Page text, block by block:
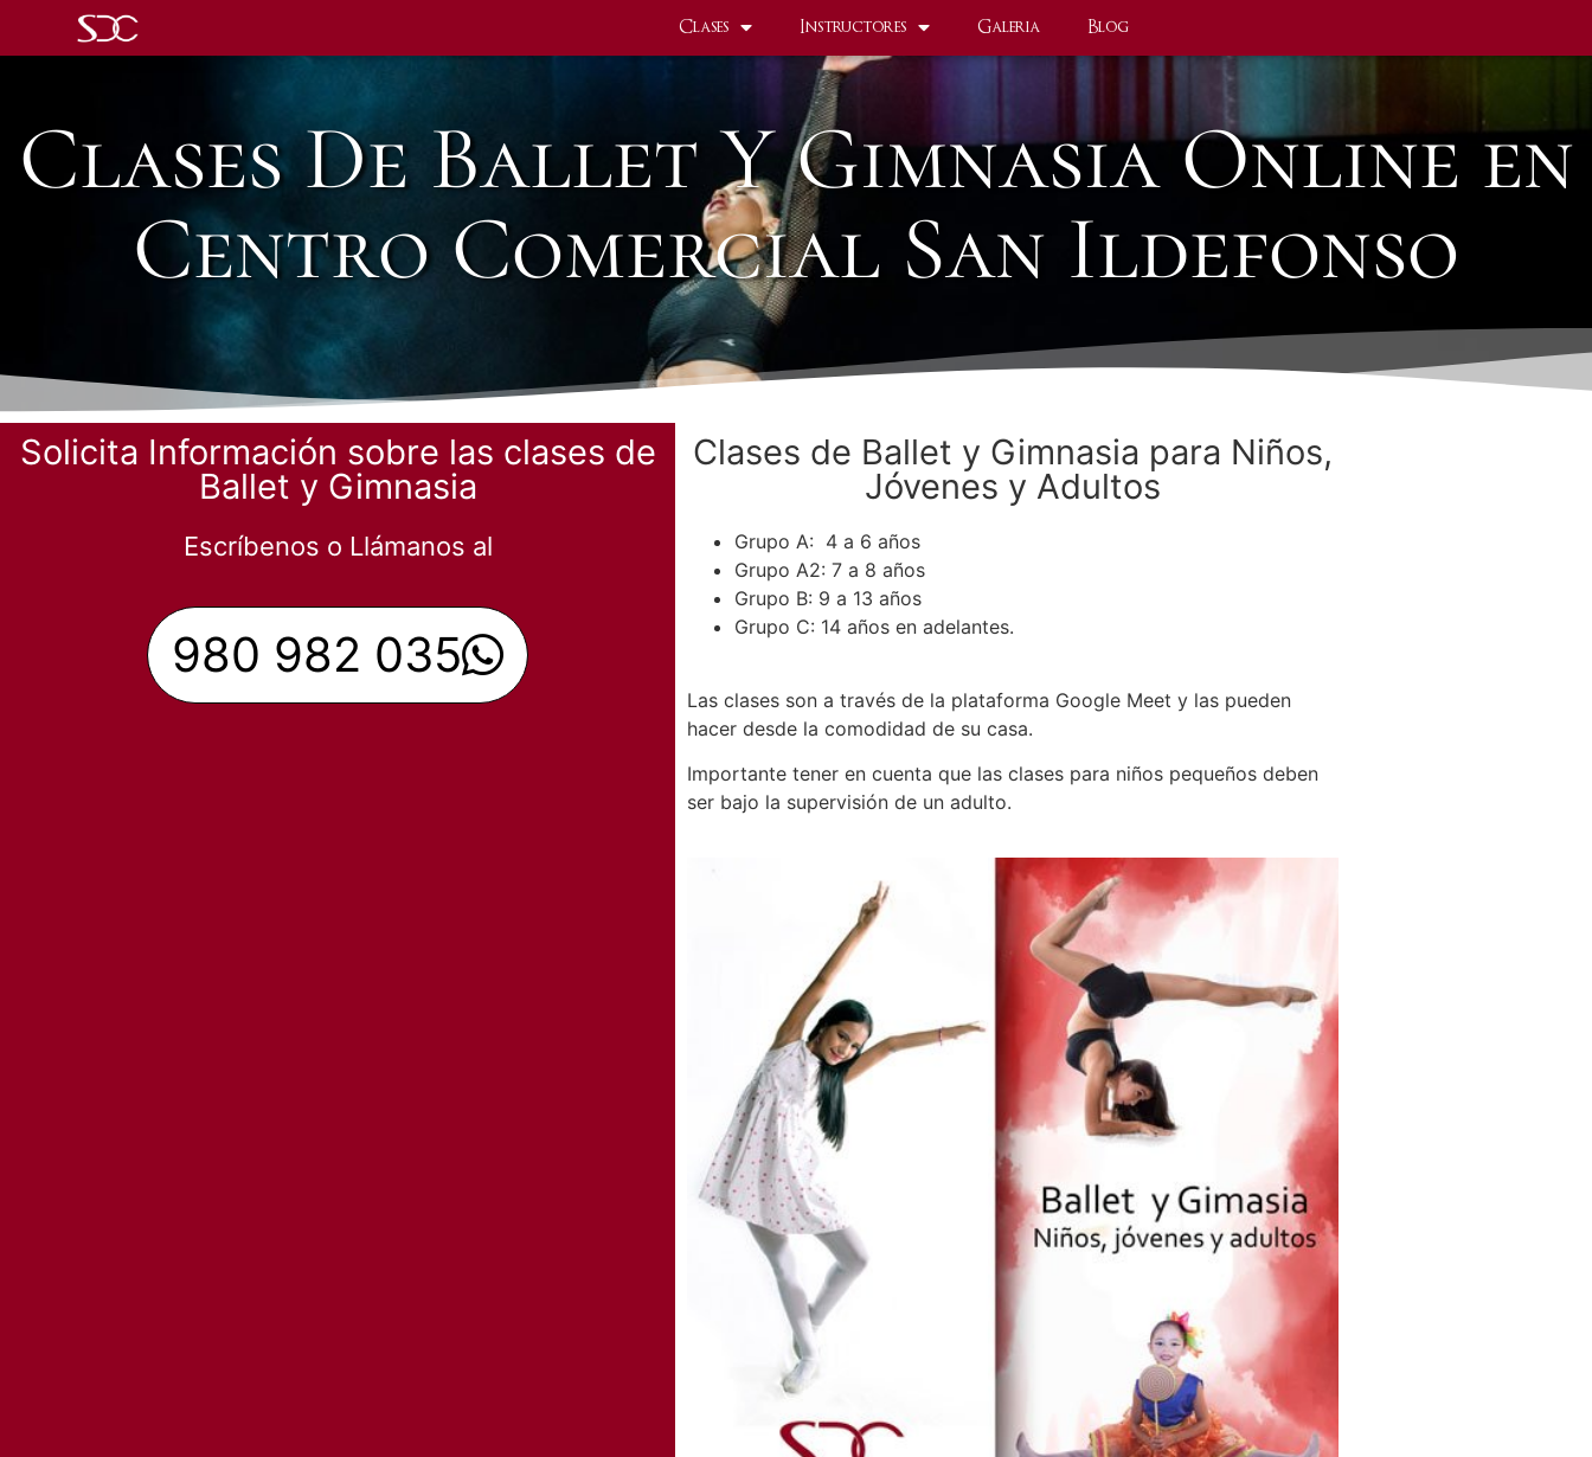
Clases Instructores Galeria Blog
Clases De Ballet Y Gimnasia Online en
Centro Comercial San Ildefonso
Solicita Información sobre las clases de
Ballet y Gimnasia
Escríbenos o Llámanos al
980 982 035
Clases de Ballet y Gimnasia para Niños,
Jóvenes y Adultos
Grupo A: 4 a 6 años
Grupo A2: 7 a 8 años
Grupo B: 9 a 13 años
Grupo C: 14 años en adelantes.
Las clases son a través de la plataforma Google Meet y las pueden
hacer desde la comodidad de su casa.
Importante tener en cuenta que las clases para niños pequeños deben
ser bajo la supervisión de un adulto.